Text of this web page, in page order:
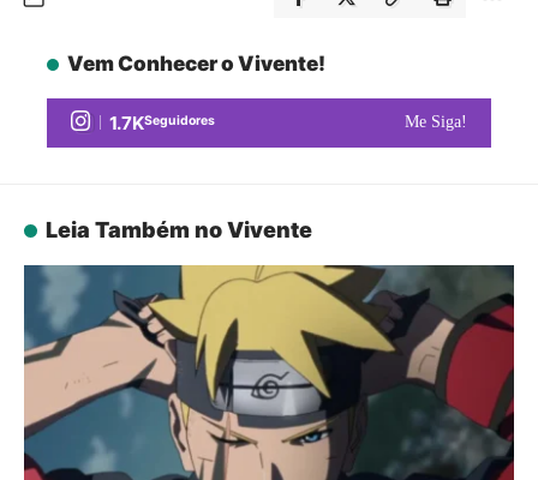
Vem Conhecer o Vivente!
1.7KSeguidores Me Siga!
Leia Também no Vivente